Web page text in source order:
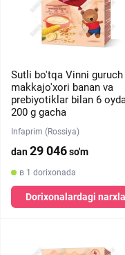
Sutli bo'tqa Vinni guruch
makkajo'xori banan va
prebiyotiklar bilan 6
200 g gacha
Infaprim (Rossiya)
dan29 046so'm
в 1 dorixonada
Dorixonalardagi